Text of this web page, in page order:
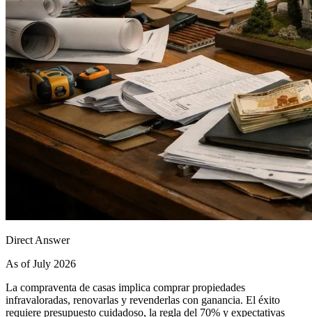
Direct Answer
As of July 2026
La compraventa de casas implica comprar propiedades
infravaloradas, renovarlas y revenderlas con ganancia. El éxito
requiere presupuesto cuidadoso, la regla del 70% y expectativas